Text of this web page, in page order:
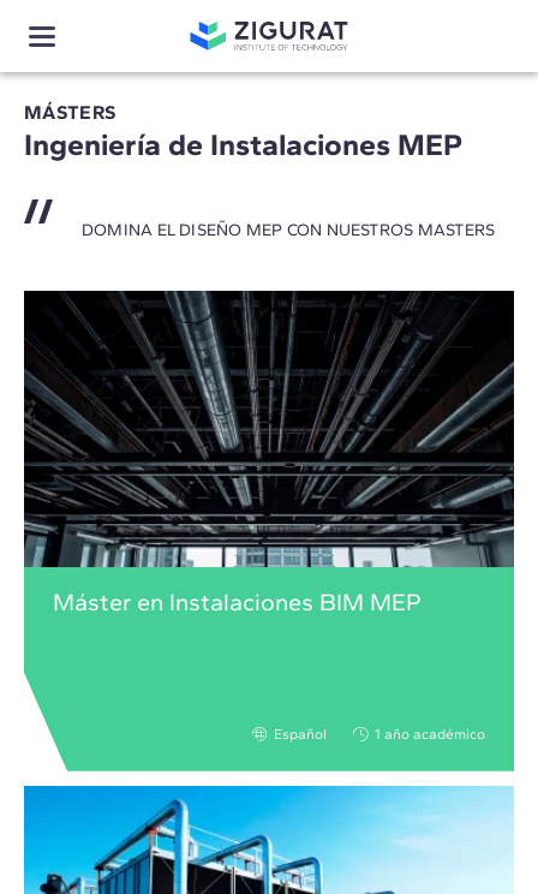
MÁSTERS
Ingeniería de Instalaciones MEP
DOMINA EL DISEÑO MEP CON NUESTROS MASTERS
Máster en Instalaciones BIM MEP
Español 1 año académico